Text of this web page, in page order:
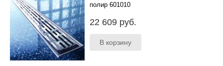
полир 601010
22 609 руб.